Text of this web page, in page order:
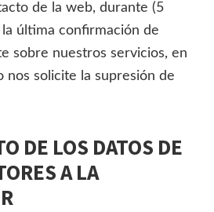
de la web, durante (5
última confirmación de
sobre nuestros servicios, en
nos solicite la supresión de
DE LOS DATOS DE
A LA